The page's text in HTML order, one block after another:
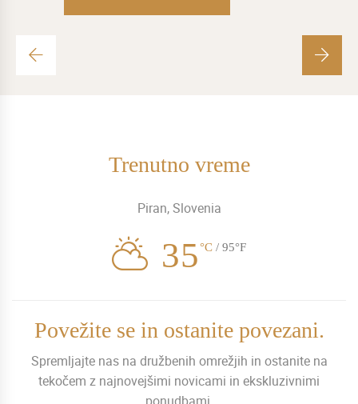
Trenutno vreme
Piran, Slovenia
35°C / 95°F
Povežite se in ostanite povezani.
Spremljajte nas na družbenih omrežjih in ostanite na
tekočem z najnovejšimi novicami in ekskluzivnimi